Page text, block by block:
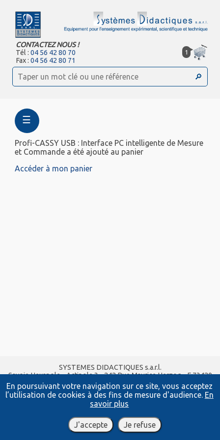
En poursuivant votre navigation sur ce site, vous acceptez
l’utilisation de cookies à des fins de mesure d'audience. En
savoir plus
J'accepte Je refuse
CONTACTEZ NOUS !
Tél :04 56 42 80 70
Fax :04 56 42 80 71
1
☰
Profi-CASSY USB : Interface PC intelligente de Mesure
et Commande a été ajouté au panier
Accéder à mon panier
SYSTEMES DIDACTIQUES s.a.r.l.
Savoie Hexapole - Actipole 3 - 242 Rue Maurice Herzog - F 73420
VIVIERS DU LAC
Tel : 04 56 42 80 70| Fax :04 56 42 80 71
xavier.granjon@systemes-didactiques.fr
www.systemes-didactiques.fr